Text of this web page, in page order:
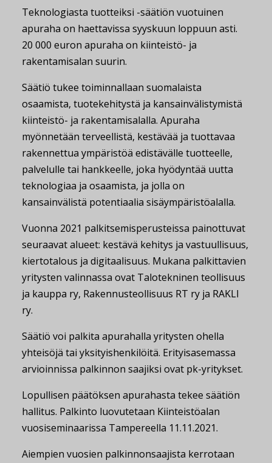
Teknologiasta tuotteiksi -säätiön vuotuinen
apuraha on haettavissa syyskuun loppuun asti.
20 000 euron apuraha on kiinteistö- ja
rakentamisalan suurin.
Säätiö tukee toiminnallaan suomalaista
osaamista, tuotekehitystä ja kansainvälistymistä
kiinteistö- ja rakentamisalalla. Apuraha
myönnetään terveellistä, kestävää ja tuottavaa
rakennettua ympäristöä edistävälle tuotteelle,
palvelulle tai hankkeelle, joka hyödyntää uutta
teknologiaa ja osaamista, ja jolla on
kansainvälistä potentiaalia sisäympäristöalalla.
Vuonna 2021 palkitsemisperusteissa painottuvat
seuraavat alueet: kestävä kehitys ja vastuullisuus,
kiertotalous ja digitaalisuus. Mukana palkittavien
yritysten valinnassa ovat Talotekninen teollisuus
ja kauppa ry, Rakennusteollisuus RT ry ja RAKLI
ry.
Säätiö voi palkita apurahalla yritysten ohella
yhteisöjä tai yksityishenkilöitä. Erityisasemassa
arvioinnissa palkinnon saajiksi ovat pk-yritykset.
Lopullisen päätöksen apurahasta tekee säätiön
hallitus. Palkinto luovutetaan Kiinteistöalan
vuosiseminaarissa Tampereella 11.11.2021.
Aiempien vuosien palkinnonsaajista kerrotaan